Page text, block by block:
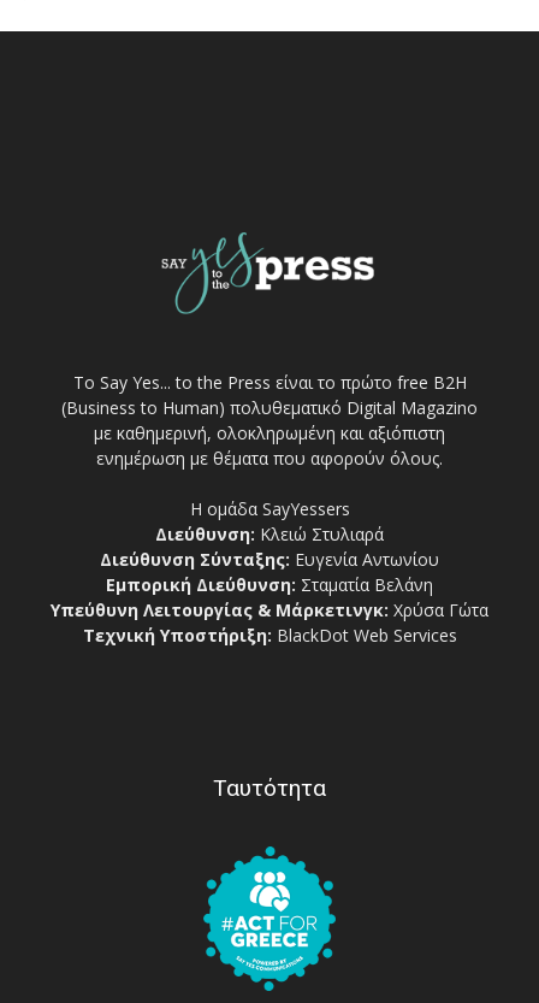
Το Say Yes... to the Press είναι το πρώτο free Β2Η
(Business to Human) πολυθεματικό Digital Magazino
με καθημερινή, ολοκληρωμένη και αξιόπιστη
ενημέρωση με θέματα που αφορούν όλους.
Η ομάδα SayYessers
Διεύθυνση: Κλειώ Στυλιαρά
Διεύθυνση Σύνταξης: Ευγενία Αντωνίου
Εμπορική Διεύθυνση: Σταματία Βελάνη
Υπεύθυνη Λειτουργίας & Μάρκετινγκ: Χρύσα Γώτα
Τεχνική Υποστήριξη: BlackDot Web Services
Ταυτότητα